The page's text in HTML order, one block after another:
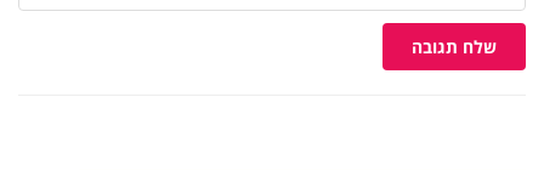
שלח תגובה